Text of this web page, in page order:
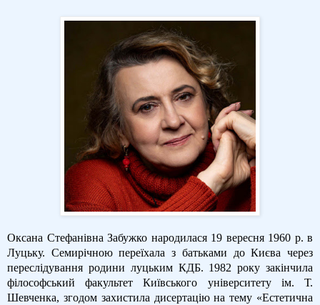
Оксана Стефанівна Забужко народилася 19 вересня 1960 р. в
Луцьку. Cемирічною переїхала з батьками до Києва через
переслідування родини луцьким КДБ. 1982 року закінчила
філософський факультет Київського університету ім. Т.
Шевченка, згодом захистила дисертацію на тему «Естетична